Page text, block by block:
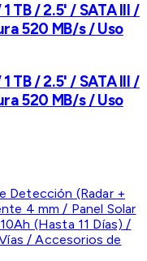
TB / 2.5' / SATA III /
520 MB/s / Uso
TB / 2.5' / SATA III /
520 MB/s / Uso